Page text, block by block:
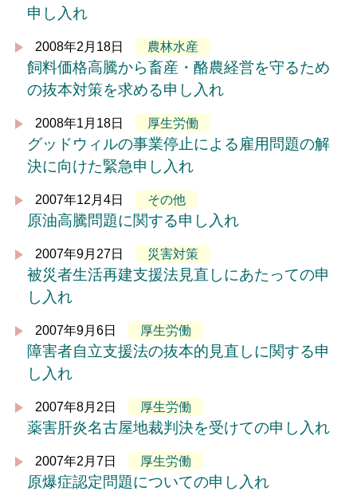
申し入れ
2008年2月18日 農林水産
飼料価格高騰から畜産・酪農経営を守るため
の抜本対策を求める申し入れ
2008年1月18日 厚生労働
グッドウィルの事業停止による雇用問題の解
決に向けた緊急申し入れ
2007年12月4日 その他
原油高騰問題に関する申し入れ
2007年9月27日 災害対策
被災者生活再建支援法見直しにあたっての申
し入れ
2007年9月6日 厚生労働
障害者自立支援法の抜本的見直しに関する申
し入れ
2007年8月2日 厚生労働
薬害肝炎名古屋地裁判決を受けての申し入れ
2007年2月7日 厚生労働
原爆症認定問題についての申し入れ